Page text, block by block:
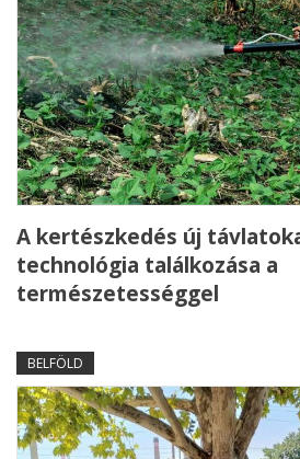
A kertészkedés új
technológia találkozása a
természetességgel
BELFÖLD